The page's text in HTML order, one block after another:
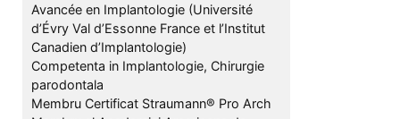
Avancée en Implantologie (Université
d’Évry Val d’Essonne France et l’Institut
Canadien d’Implantologie)
Competenta in Implantologie, Chirurgie
parodontala
Membru Certificat Straumann® Pro Arch